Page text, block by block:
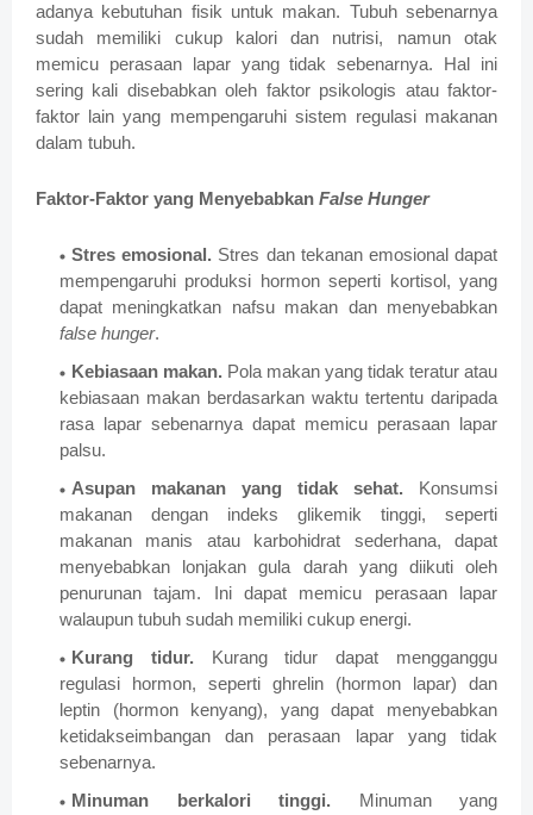
adanya kebutuhan fisik untuk makan. Tubuh sebenarnya
sudah memiliki cukup kalori dan nutrisi, namun otak
memicu perasaan lapar yang tidak sebenarnya. Hal ini
sering kali disebabkan oleh faktor psikologis atau faktor-
faktor lain yang mempengaruhi sistem regulasi makanan
dalam tubuh.
Faktor-Faktor yang Menyebabkan False Hunger
Stres emosional. Stres dan tekanan emosional dapat
mempengaruhi produksi hormon seperti kortisol, yang
dapat meningkatkan nafsu makan dan menyebabkan
false hunger.
Kebiasaan makan. Pola makan yang tidak teratur atau
kebiasaan makan berdasarkan waktu tertentu daripada
rasa lapar sebenarnya dapat memicu perasaan lapar
palsu.
Asupan makanan yang tidak sehat. Konsumsi
makanan dengan indeks glikemik tinggi, seperti
makanan manis atau karbohidrat sederhana, dapat
menyebabkan lonjakan gula darah yang diikuti oleh
penurunan tajam. Ini dapat memicu perasaan lapar
walaupun tubuh sudah memiliki cukup energi.
Kurang tidur. Kurang tidur dapat mengganggu
regulasi hormon, seperti ghrelin (hormon lapar) dan
leptin (hormon kenyang), yang dapat menyebabkan
ketidakseimbangan dan perasaan lapar yang tidak
sebenarnya.
Minuman berkalori tinggi. Minuman yang